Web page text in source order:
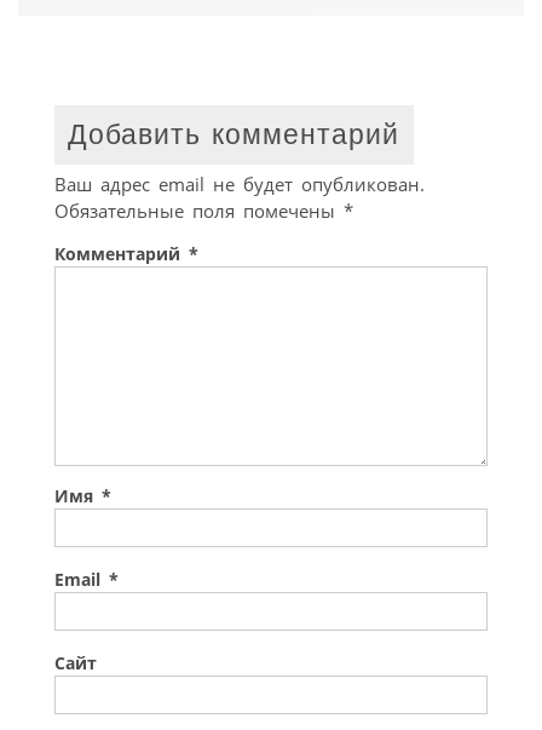
Добавить комментарий
Ваш адрес email не будет опубликован.
Обязательные поля помечены *
Комментарий *
Имя *
Email *
Сайт